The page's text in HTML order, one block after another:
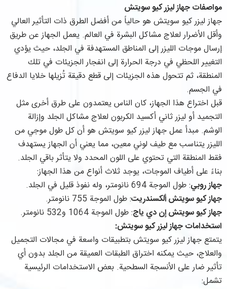
مواصفات جهاز ليزر كيو سويتش
جهاز ليزر كيو سويتش هو حالياً من أفضل الطرق ذات التأثير العالي
وأقل الأضرار لعلاج مشاكل البشرة في العالم. يعمل الجهاز عن طريق
إرسال موجات الليزر إلى المناطق المستهدفة في الجلد، حيث يؤدي
التغيير اللحظي في درجة الحرارة إلى انفجار الجزيئات في تلك
المنطقة، ثم تتحول هذه الجزيئات إلى قطع دقيقة تُزيلها خلايا الدفاع
في الجسم.
قبل اختراع هذا الجهاز، كان الناس يعتمدون على طرق أخرى مثل
التجميد أو ليزر ثاني أكسيد الكربون لعلاج مشاكل الجلد وإزالة
الوشم. مبدأ عمل جهاز ليزر كيو سويتش هو أن كل طول موجي من
الليزر يتناسب مع طيف لوني معين، مما يعني أن الجهاز يستهدف
فقط المنطقة التي تحتوي على اللون المحدد ولا يتأثر باقي الجلد.
بناءً على أطياف الموجات، يوجد ثلاث أنواع من هذا الجهاز:
جهاز روبي: طول الموجة 694 نانومتر، وله نفوذ قليل في الجلد.
جهاز كيو سويتش ألكسندريت: طول الموجة 755 نانومتر.
جهاز كيو سويتش إن دي ياج: طول الموجة 1064 و532 نانومتر.
استخدامات جهاز ليزر كيو سويتش:
يتمتع جهاز ليزر كيو سويتش بتطبيقات واسعة في مجالات التجميل
والعلاج، حيث يمكنه اختراق الطبقات العميقة من الجلد بدون أي
تأثير ضار على الأنسجة السطحية. بعض الاستخدامات الرئيسية
تشمل: